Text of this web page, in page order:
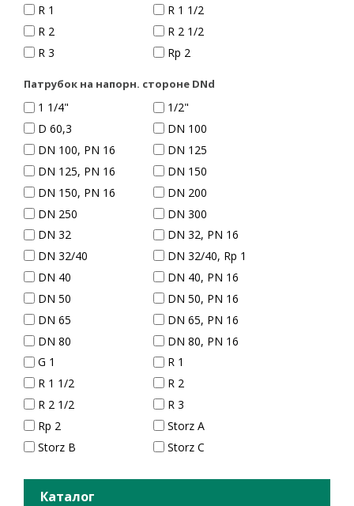
R 1
R 1 1/2
R 2
R 2 1/2
R 3
Rp 2
Патрубок на напорн. стороне DNd
1 1/4"
1/2"
D 60,3
DN 100
DN 100, PN 16
DN 125
DN 125, PN 16
DN 150
DN 150, PN 16
DN 200
DN 250
DN 300
DN 32
DN 32, PN 16
DN 32/40
DN 32/40, Rp 1
DN 40
DN 40, PN 16
DN 50
DN 50, PN 16
DN 65
DN 65, PN 16
DN 80
DN 80, PN 16
G 1
R 1
R 1 1/2
R 2
R 2 1/2
R 3
Rp 2
Storz A
Storz B
Storz C
Каталог